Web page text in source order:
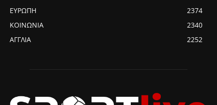
ΕΥΡΩΠΗ
2374
ΚΟΙΝΩΝΙΑ
2340
ΑΓΓΛΙΑ
2252